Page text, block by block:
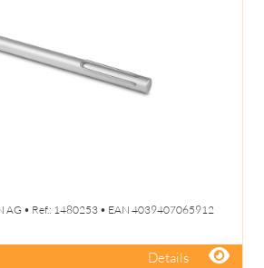
AG • Ref.: 1480253 • EAN 4039407065912
Details